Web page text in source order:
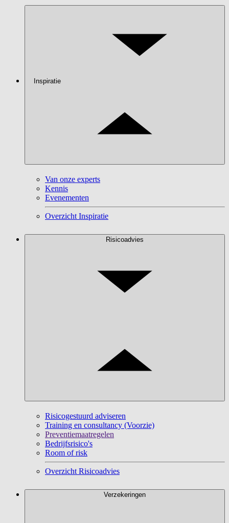
Inspiratie
Van onze experts
Kennis
Evenementen
Overzicht Inspiratie
Risicoadvies
Risicogestuurd adviseren
Training en consultancy (Voorzie)
Preventiemaatregelen
Bedrijfsrisico's
Room of risk
Overzicht Risicoadvies
Verzekeringen